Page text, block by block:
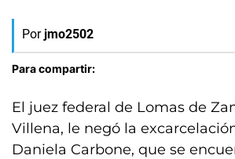
Por jmo2502
Para compartir:
El juez federal de Lomas de
Villena, le negó la
Daniela Carbone, que se